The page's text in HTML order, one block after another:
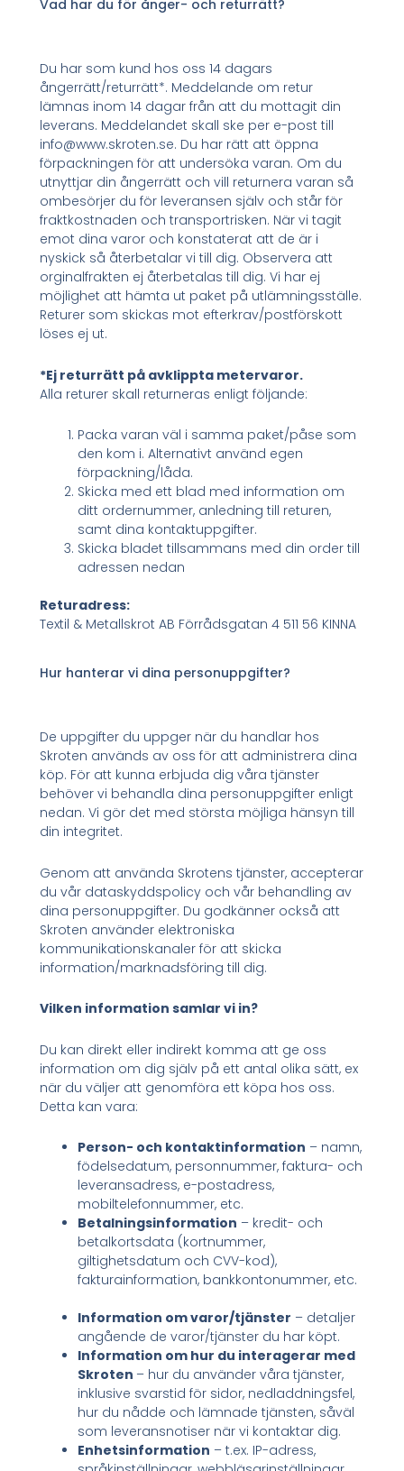
Vad har du för ånger- och returrätt?
Du har som kund hos oss 14 dagars
ångerrätt/returrätt*. Meddelande om retur
lämnas inom 14 dagar från att du mottagit din
leverans. Meddelandet skall ske per e-post till
info@www.skroten.se. Du har rätt att öppna
förpackningen för att undersöka varan. Om du
utnyttjar din ångerrätt och vill returnera varan så
ombesörjer du för leveransen själv och står för
fraktkostnaden och transportrisken. När vi tagit
emot dina varor och konstaterat att de är i
nyskick så återbetalar vi till dig. Observera att
orginalfrakten ej återbetalas till dig. Vi har ej
möjlighet att hämta ut paket på utlämningsställe.
Returer som skickas mot efterkrav/postförskott
löses ej ut.
*Ej returrätt på avklippta metervaror.
Alla returer skall returneras enligt följande:
Packa varan väl i samma paket/påse som
den kom i. Alternativt använd egen
förpackning/låda.
Skicka med ett blad med information om
ditt ordernummer, anledning till returen,
samt dina kontaktuppgifter.
Skicka bladet tillsammans med din order till
adressen nedan
Returadress:
Textil & Metallskrot AB Förrådsgatan 4 511 56 KINNA
Hur hanterar vi dina personuppgifter?
De uppgifter du uppger när du handlar hos
Skroten används av oss för att administrera dina
köp. För att kunna erbjuda dig våra tjänster
behöver vi behandla dina personuppgifter enligt
nedan. Vi gör det med största möjliga hänsyn till
din integritet.
Genom att använda Skrotens tjänster, accepterar
du vår dataskyddspolicy och vår behandling av
dina personuppgifter. Du godkänner också att
Skroten använder elektroniska
kommunikationskanaler för att skicka
information/marknadsföring till dig.
Vilken information samlar vi in?
Du kan direkt eller indirekt komma att ge oss
information om dig själv på ett antal olika sätt, ex
när du väljer att genomföra ett köpa hos oss.
Detta kan vara:
Person- och kontaktinformation – namn,
födelsedatum, personnummer, faktura- och
leveransadress, e-postadress,
mobiltelefonnummer, etc.
Betalningsinformation – kredit- och
betalkortsdata (kortnummer,
giltighetsdatum och CVV-kod),
fakturainformation, bankkontonummer, etc.
Information om varor/tjänster – detaljer
angående de varor/tjänster du har köpt.
Information om hur du interagerar med
Skroten – hur du använder våra tjänster,
inklusive svarstid för sidor, nedladdningsfel,
hur du nådde och lämnade tjänsten, såväl
som leveransnotiser när vi kontaktar dig.
Enhetsinformation – t.ex. IP-adress,